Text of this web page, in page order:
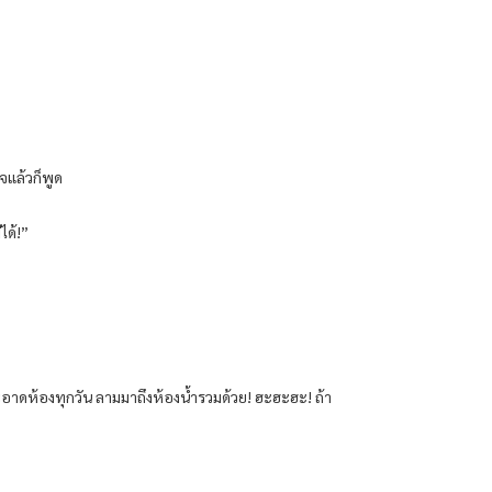
แล้วก็พูด
ด้!”
าดห้องทุกวัน ลามมาถึงห้องน้ำรวมด้วย! ฮะฮะฮะ! ถ้า